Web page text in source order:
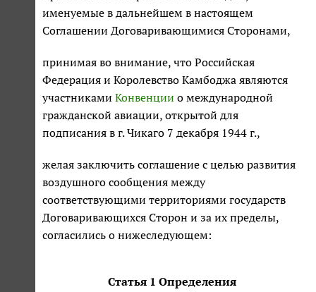
именуемые в дальнейшем в настоящем
Соглашении Договаривающимися Сторонами,
принимая во внимание, что Российская
Федерация и Королевство Камбоджа являются
участниками Конвенции о международной
гражданской авиации, открытой для
подписания в г. Чикаго 7 декабря 1944 г.,
желая заключить соглашение с целью развития
воздушного сообщения между
соответствующими территориями государств
Договаривающихся Сторон и за их пределы,
согласились о нижеследующем:
Статья 1 Определения